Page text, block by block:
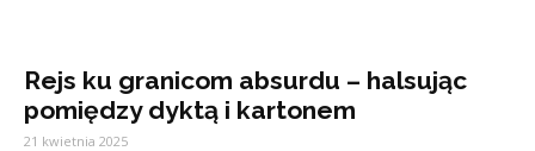
Rejs ku granicom absurdu – halsując
pomiędzy dyktą i kartonem
21 kwietnia 2025